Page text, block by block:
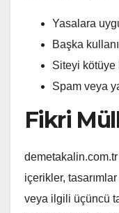
Yasalara
Başka
Siteyi kötüye
Spam veya
Fikri
içerikler,
veya ilgili üçüncü